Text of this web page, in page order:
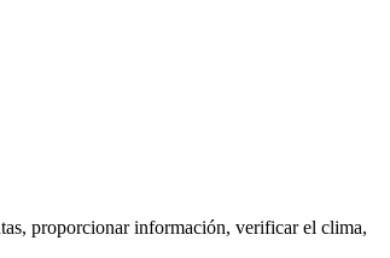
proporcionar información, verificar el clima,